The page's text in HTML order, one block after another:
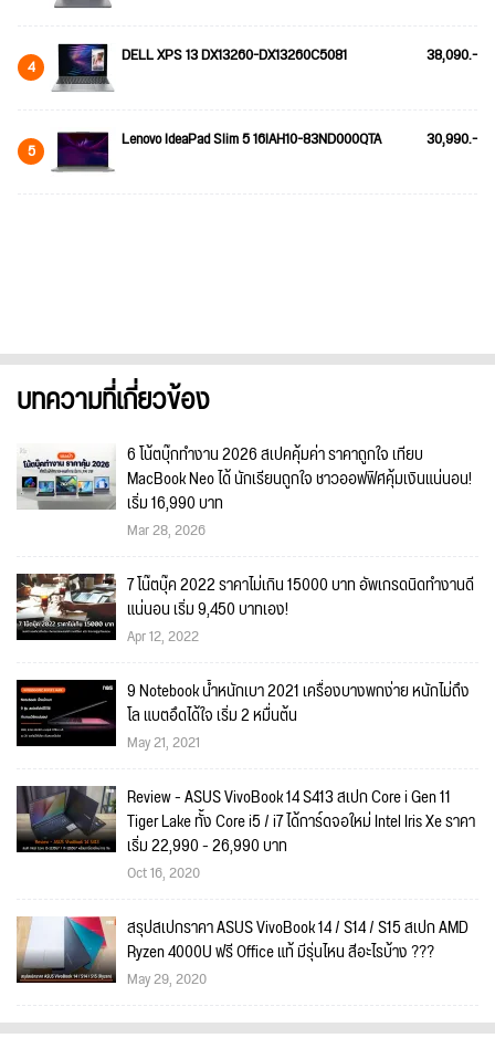
4 DELL XPS 13 DX13260-DX13260C5081 38,090.-
5 Lenovo IdeaPad Slim 5 16IAH10-83ND000QTA 30,990.-
บทความที่เกี่ยวข้อง
6 โน้ตบุ๊กทำงาน 2026 สเปคคุ้มค่า ราคาถูกใจ เทียบ
MacBook Neo ได้ นักเรียนถูกใจ ชาวออฟฟิศคุ้มเงินแน่นอน!
เริ่ม 16,990 บาท
Mar 28, 2026
7 โน๊ตบุ๊ค 2022 ราคาไม่เกิน 15000 บาท อัพเกรดนิดทำงานดี
แน่นอน เริ่ม 9,450 บาทเอง!
Apr 12, 2022
9 Notebook น้ำหนักเบา 2021 เครื่องบางพกง่าย หนักไม่ถึง
โล แบตอึดได้ใจ เริ่ม 2 หมื่นต้น
May 21, 2021
Review - ASUS VivoBook 14 S413 สเปก Core i Gen 11
Tiger Lake ทั้ง Core i5 / i7 ได้การ์ดจอใหม่ Intel Iris Xe ราคา
เริ่ม 22,990 - 26,990 บาท
Oct 16, 2020
สรุปสเปกราคา ASUS VivoBook 14 / S14 / S15 สเปก AMD
Ryzen 4000U ฟรี Office แท้ มีรุ่นไหน สีอะไรบ้าง ???
May 29, 2020